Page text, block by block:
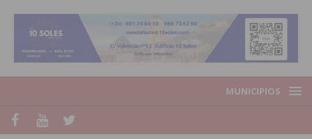
MUNICIPIOS